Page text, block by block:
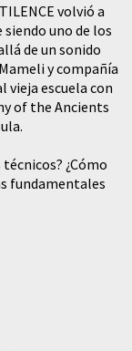
volvió a
uno de los
de un sonido
y compañía
vieja escuela con
of the Ancients
¿Cómo
fundamentales